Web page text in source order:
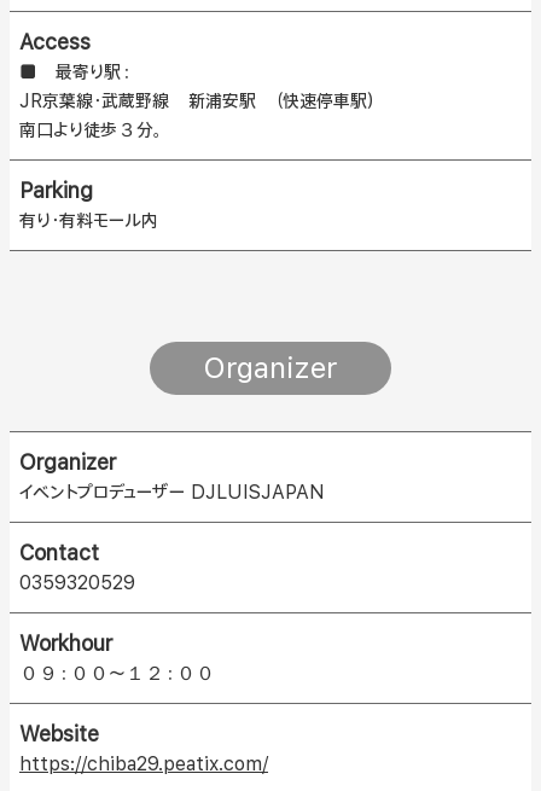
Access
■ 最寄り駅：
JR京葉線・武蔵野線 新浦安駅 （快速停車駅）
南口より徒歩３分。
Parking
有り・有料モール内
Organizer
Organizer
イベントプロデューザー DJLUISJAPAN
Contact
0359320529
Workhour
０９：００～１２：００
Website
https://chiba29.peatix.com/